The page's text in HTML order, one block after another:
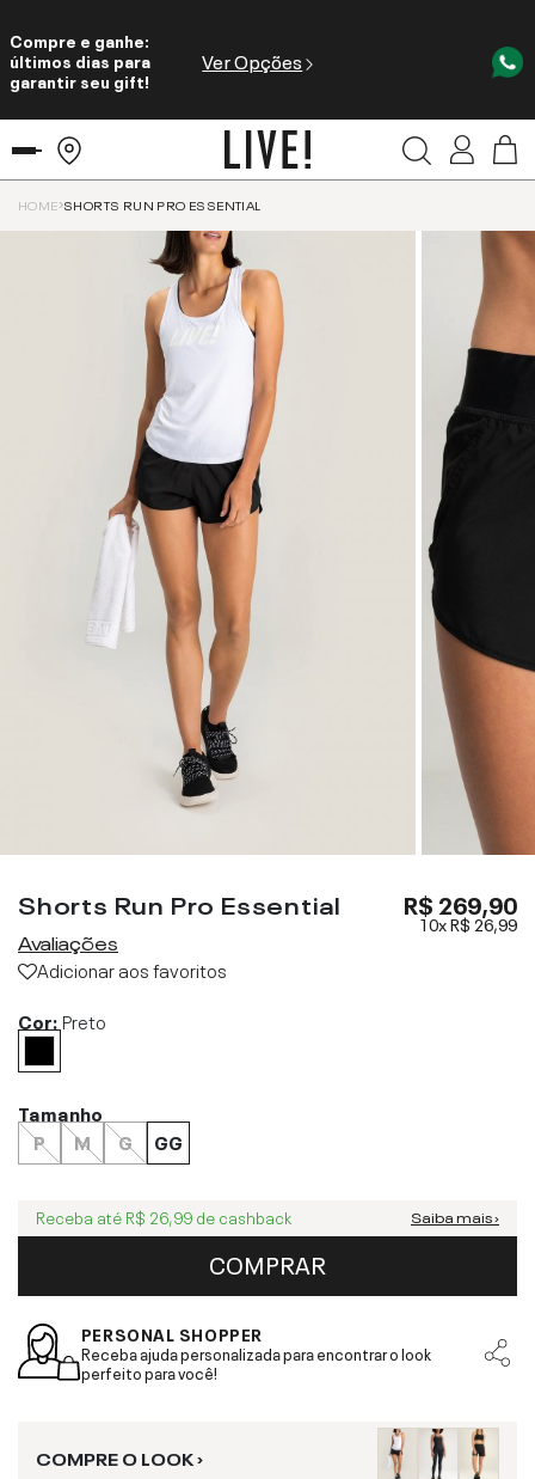
Compre e ganhe:
últimos dias para
garantir seu gift!
Ver Opções
HOME SHORTS RUN PRO ESSENTIAL
Shorts Run Pro Essential
Avaliações
Adicionar aos favoritos
R$ 269,90
10xR$ 26,99
Cor:Preto
Tamanho
P
M G GG
Receba até R$ 26,99 de cashback Saiba mais ›
COMPRAR
PERSONAL SHOPPER
Receba ajuda personalizada para encontrar o look
perfeito para você!
COMPRE O LOOK ›